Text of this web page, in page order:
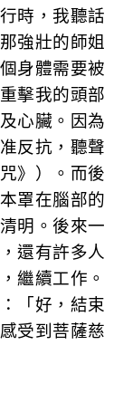
時，我聽話
強壯的師姐
身體需要被
擊我的頭部
心臟。因為
反抗，聽聲
》）。而後
罩在腦部的
明。後來一
還有許多人
繼續工作。
「好，結束
受到菩薩慈